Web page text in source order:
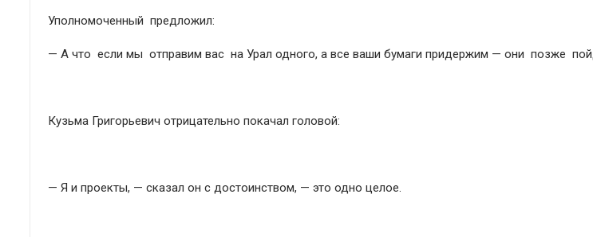
Уполномоченный предложил:
— А что если мы отправим вас на Урал одного, а все ваши бумаги придержим — они позже
Кузьма Григорьевич отрицательно покачал головой:
— Я и проекты, — сказал он с достоинством, — это одно целое.